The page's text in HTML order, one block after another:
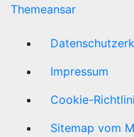
Themeansar
Impressum
Cookie-
Sitemap vom